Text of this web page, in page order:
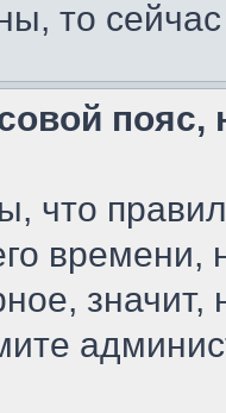
то
пояс,
что
значит,